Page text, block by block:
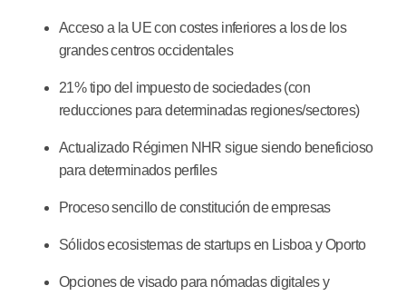
Acceso a la UE con costes inferiores a los de los
grandes centros occidentales
21% tipo del impuesto de sociedades(con
reducciones para determinadas regiones/sectores)
Actualizado Régimen NHR sigue siendo beneficioso
para determinados perfiles
Proceso sencillo de constitución de empresas
Sólidos ecosistemas de startups en Lisboa y Oporto
Opciones de visado para nómadas digitales y